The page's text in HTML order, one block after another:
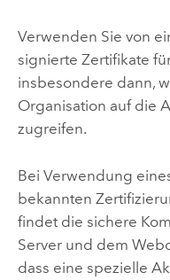
Verwenden Sie von
signierte Zertifikate
insbesondere dann,
Organisation auf die
zugreifen.
Bei Verwendung
bekannten
findet die sichere
Server und dem
dass eine spezielle